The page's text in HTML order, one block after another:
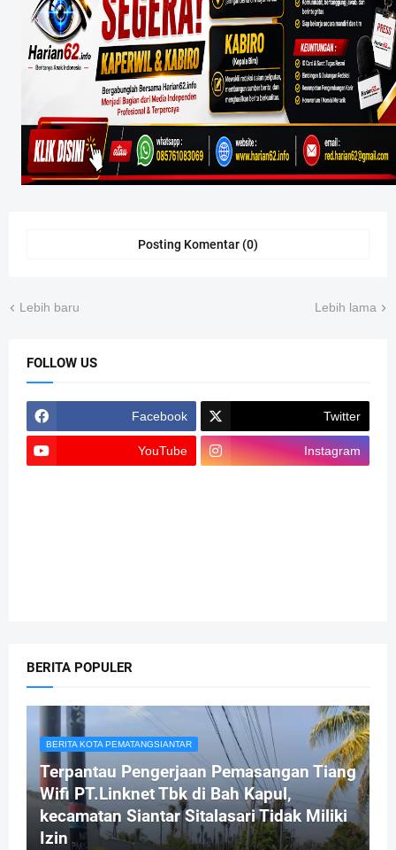
Posting Komentar (0)
Lebih baru Lebih lama
FOLLOW US
Facebook Twitter
YouTube Instagram
BERITA POPULER
BERITA KOTA PEMATANGSIANTAR
Terpantau Pengerjaan Pemasangan Tiang
Wifi PT.Linknet Tbk di Bah Kapul,
kecamatan Siantar Sitalasari Tidak Miliki
Izin